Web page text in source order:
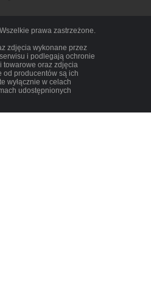
prawa zastrzeżone.
zdjęcia wykonane przez
i podlegają ochronie
towarowe oraz zdjęcia
od producentów są ich
wyłącznie w celach
udostępnionych